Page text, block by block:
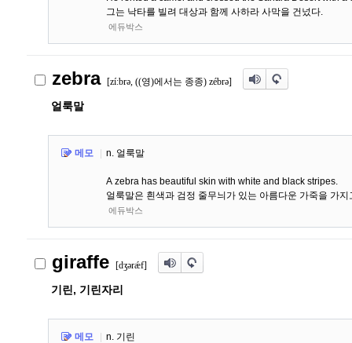
그는 낙타를 빌려 대상과 함께 사하라 사막을 건넜다.
에듀박스
zebra [zíːbrə, ((영)에서는 종종) zébrə]
얼룩말
메모 n. 얼룩말
A zebra has beautiful skin with white and black stripes.
얼룩말은 흰색과 검정 줄무늬가 있는 아름다운 가죽을 가지
에듀박스
giraffe [dʒərǽf]
기린, 기린자리
메모 n. 기린